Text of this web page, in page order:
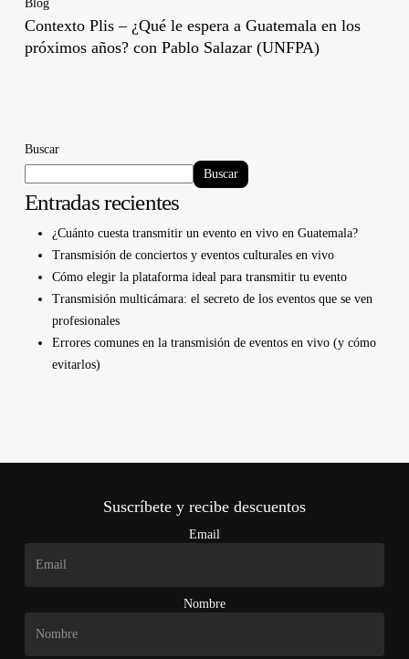
Blog
Contexto Plis – ¿Qué le espera a Guatemala en los
próximos años? con Pablo Salazar (UNFPA)
Buscar
Buscar
Entradas recientes
¿Cuánto cuesta transmitir un evento en vivo en Guatemala?
Transmisión de conciertos y eventos culturales en vivo
Cómo elegir la plataforma ideal para transmitir tu evento
Transmisión multicámara: el secreto de los eventos que se ven
profesionales
Errores comunes en la transmisión de eventos en vivo (y cómo
evitarlos)
Suscríbete y recibe descuentos
Email
Nombre